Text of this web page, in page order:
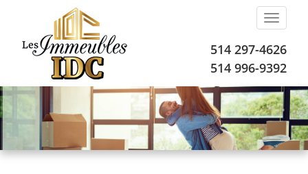
Toggle
514 297-4626
514 996-9392